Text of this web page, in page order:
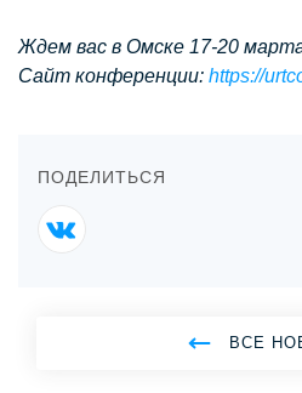
Ждем вас в Омске 17-20
Сайт конференции: https://
ВСЕ
ПОДЕЛИТЬСЯ